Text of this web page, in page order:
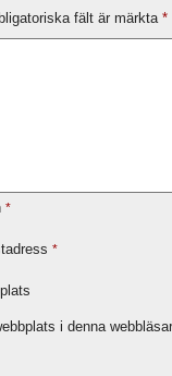
fält är märkta*
*
*
i denna